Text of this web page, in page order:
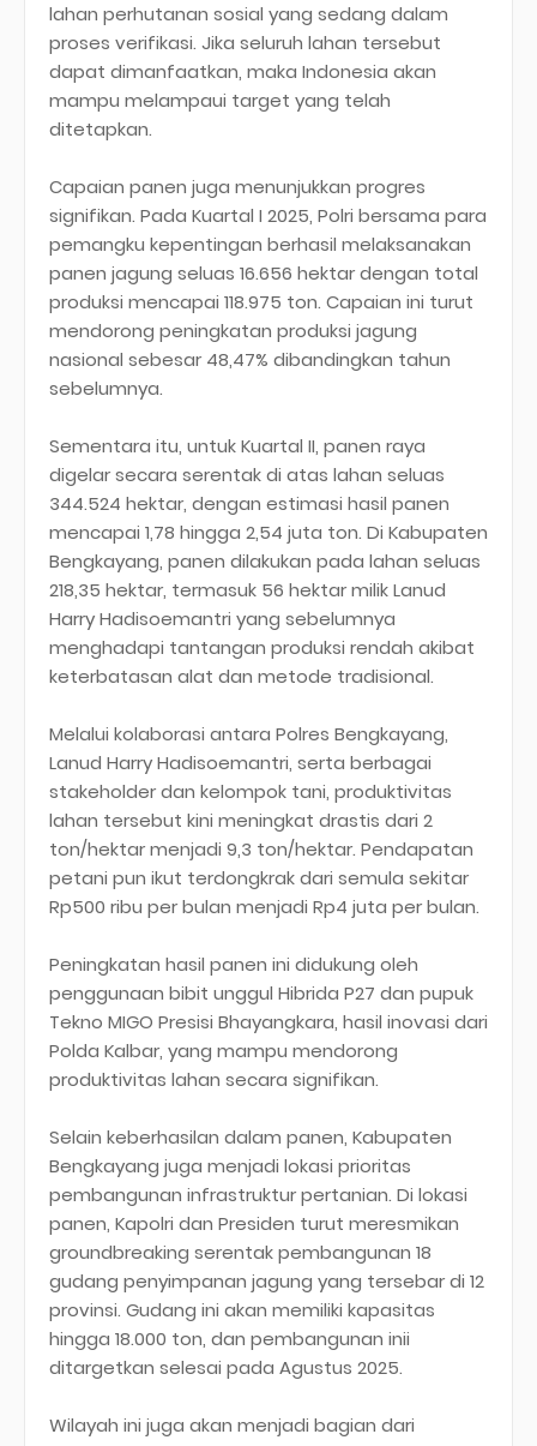
lahan perhutanan sosial yang sedang dalam
proses verifikasi. Jika seluruh lahan tersebut
dapat dimanfaatkan, maka Indonesia akan
mampu melampaui target yang telah
ditetapkan.
Capaian panen juga menunjukkan progres
signifikan. Pada Kuartal I 2025, Polri bersama para
pemangku kepentingan berhasil melaksanakan
panen jagung seluas 16.656 hektar dengan total
produksi mencapai 118.975 ton. Capaian ini turut
mendorong peningkatan produksi jagung
nasional sebesar 48,47% dibandingkan tahun
sebelumnya.
Sementara itu, untuk Kuartal II, panen raya
digelar secara serentak di atas lahan seluas
344.524 hektar, dengan estimasi hasil panen
mencapai 1,78 hingga 2,54 juta ton. Di Kabupaten
Bengkayang, panen dilakukan pada lahan seluas
218,35 hektar, termasuk 56 hektar milik Lanud
Harry Hadisoemantri yang sebelumnya
menghadapi tantangan produksi rendah akibat
keterbatasan alat dan metode tradisional.
Melalui kolaborasi antara Polres Bengkayang,
Lanud Harry Hadisoemantri, serta berbagai
stakeholder dan kelompok tani, produktivitas
lahan tersebut kini meningkat drastis dari 2
ton/hektar menjadi 9,3 ton/hektar. Pendapatan
petani pun ikut terdongkrak dari semula sekitar
Rp500 ribu per bulan menjadi Rp4 juta per bulan.
Peningkatan hasil panen ini didukung oleh
penggunaan bibit unggul Hibrida P27 dan pupuk
Tekno MIGO Presisi Bhayangkara, hasil inovasi dari
Polda Kalbar, yang mampu mendorong
produktivitas lahan secara signifikan.
Selain keberhasilan dalam panen, Kabupaten
Bengkayang juga menjadi lokasi prioritas
pembangunan infrastruktur pertanian. Di lokasi
panen, Kapolri dan Presiden turut meresmikan
groundbreaking serentak pembangunan 18
gudang penyimpanan jagung yang tersebar di 12
provinsi. Gudang ini akan memiliki kapasitas
hingga 18.000 ton, dan pembangunan inii
ditargetkan selesai pada Agustus 2025.
Wilayah ini juga akan menjadi bagian dari